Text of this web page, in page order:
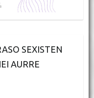
SEXISTEN
AURRE